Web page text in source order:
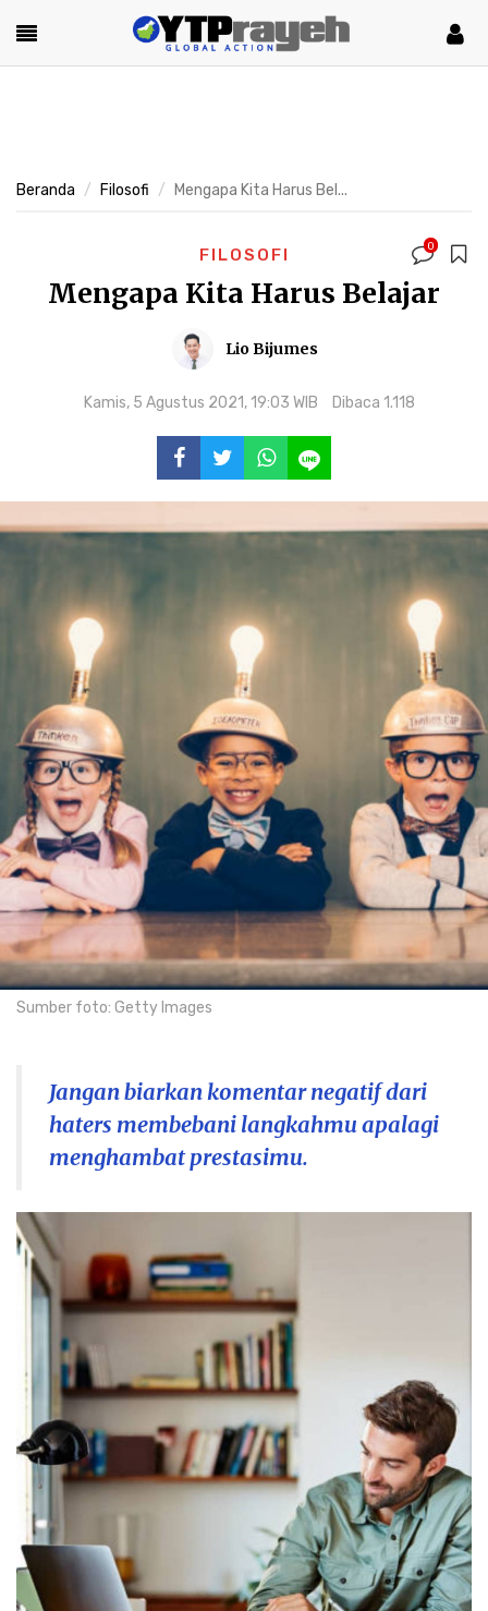
Beranda Filosofi Mengapa Kita Harus Bel...
FILOSOFI 0
Mengapa Kita Harus Belajar
Lio Bijumes
Kamis, 5 Agustus 2021, 19:03 WIB Dibaca 1.118
Sumber foto: Getty Images
Jangan biarkan komentar negatif dari
haters membebani langkahmu apalagi
menghambat prestasimu.